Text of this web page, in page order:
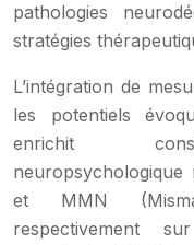
pathologies
stratégies
L’intégration de
les potentiels
enrichit
neuropsychologique
et MMN
respectivement